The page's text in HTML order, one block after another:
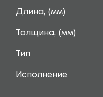
Длина, (мм)
Толщина, (мм)
Тип
Исполнение